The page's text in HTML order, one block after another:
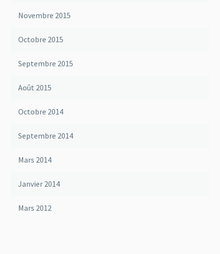
Novembre 2015
Octobre 2015
Septembre 2015
Août 2015
Octobre 2014
Septembre 2014
Mars 2014
Janvier 2014
Mars 2012